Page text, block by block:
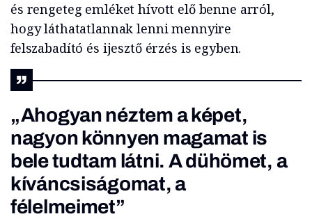
és rengeteg emléket hívott elő benne arról,
hogy láthatatlannak lenni mennyire
felszabadító és ijesztő érzés is egyben.
„Ahogyan néztem a képet,
nagyon könnyen magamat is
bele tudtam látni. A dühömet, a
kíváncsiságomat, a
félelmeimet”